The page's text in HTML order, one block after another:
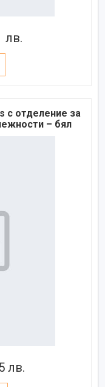
лв.
с отделение за
– бял
лв.